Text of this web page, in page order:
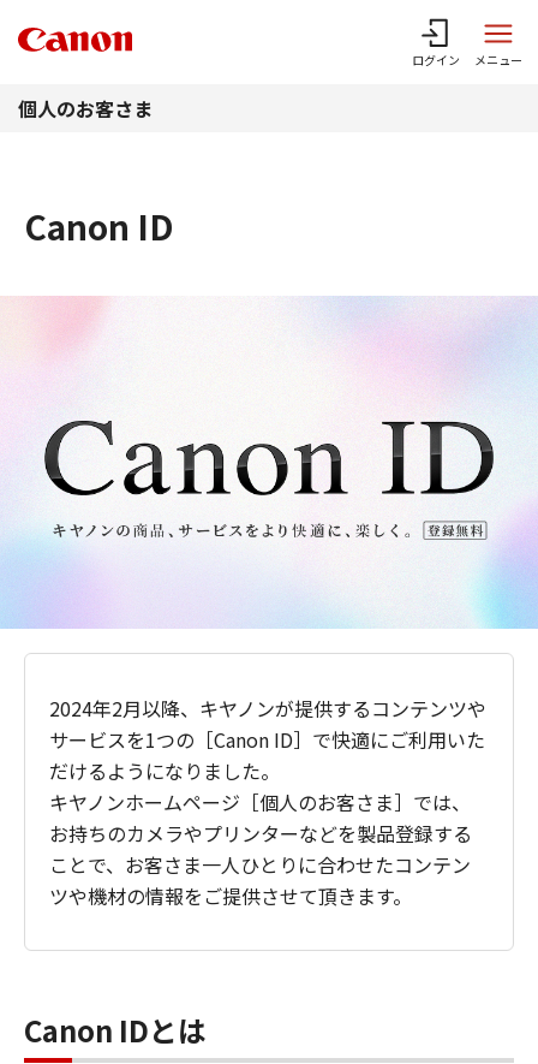
ログイン メニュー
個人のお客さま
Canon ID
2024年2月以降、キヤノンが提供するコンテンツや
サービスを1つの［Canon ID］で快適にご利用いた
だけるようになりました。
キヤノンホームページ［個人のお客さま］では、
お持ちのカメラやプリンターなどを製品登録する
ことで、お客さま一人ひとりに合わせたコンテン
ツや機材の情報をご提供させて頂きます。
Canon IDとは